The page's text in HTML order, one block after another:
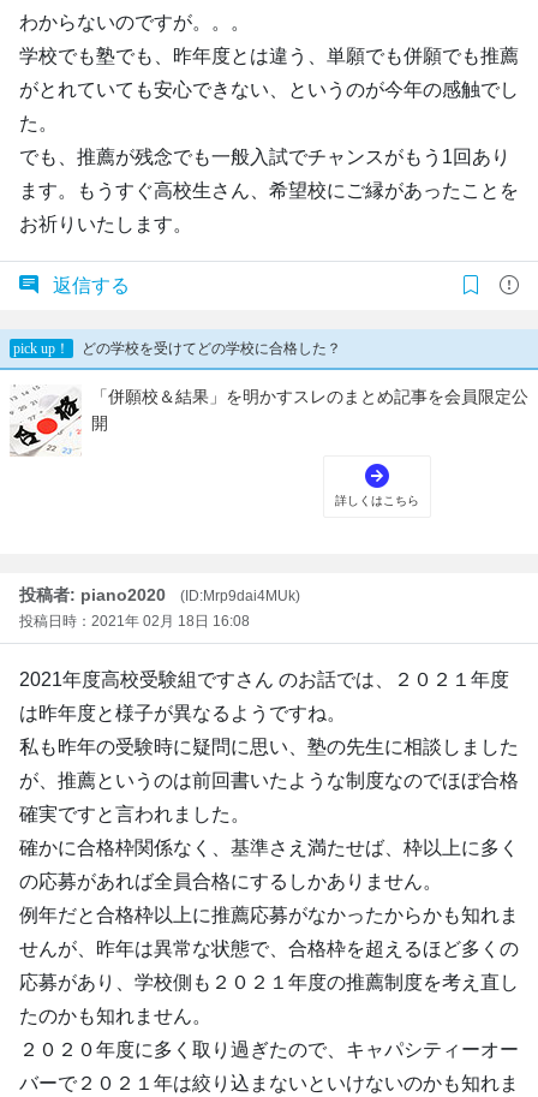
わからないのですが。。。
学校でも塾でも、昨年度とは違う、単願でも併願でも推薦
がとれていても安心できない、というのが今年の感触でし
た。
でも、推薦が残念でも一般入試でチャンスがもう1回あり
ます。もうすぐ高校生さん、希望校にご縁があったことを
お祈りいたします。
返信する
投稿者: piano2020
(ID:Mrp9dai4MUk)
投稿日時：2021年 02月 18日 16:08
2021年度高校受験組ですさん のお話では、２０２１年度
は昨年度と様子が異なるようですね。
私も昨年の受験時に疑問に思い、塾の先生に相談しました
が、推薦というのは前回書いたような制度なのでほぼ合格
確実ですと言われました。
確かに合格枠関係なく、基準さえ満たせば、枠以上に多く
の応募があれば全員合格にするしかありません。
例年だと合格枠以上に推薦応募がなかったからかも知れま
せんが、昨年は異常な状態で、合格枠を超えるほど多くの
応募があり、学校側も２０２１年度の推薦制度を考え直し
たのかも知れません。
２０２０年度に多く取り過ぎたので、キャパシティーオー
バーで２０２１年は絞り込まないといけないのかも知れま